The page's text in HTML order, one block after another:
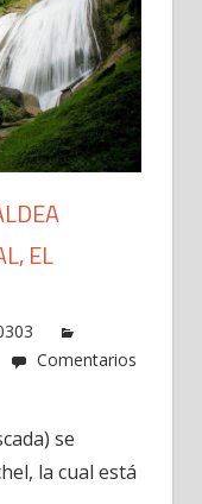
EL
Comentarios
se
la cual está